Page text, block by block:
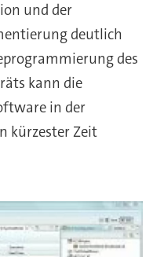
und der
deutlich
des
kann die
in der
kürzester Zeit